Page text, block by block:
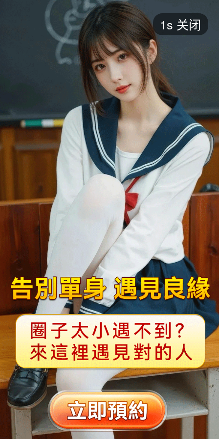
短剧
最热 添加 评分
都市 甜宠 逆袭 玄幻
2025 2024 2023 2022
全部 大陆 香港 台湾 美国 韩国 日本
1s 关闭